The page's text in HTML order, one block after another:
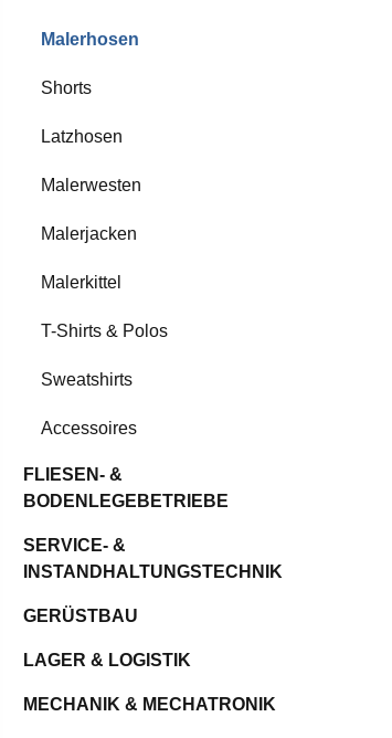
Malerhosen
Shorts
Latzhosen
Malerwesten
Malerjacken
Malerkittel
T-Shirts & Polos
Sweatshirts
Accessoires
FLIESEN- &
BODENLEGEBETRIEBE
SERVICE- &
INSTANDHALTUNGSTECHNIK
GERÜSTBAU
LAGER & LOGISTIK
MECHANIK & MECHATRONIK